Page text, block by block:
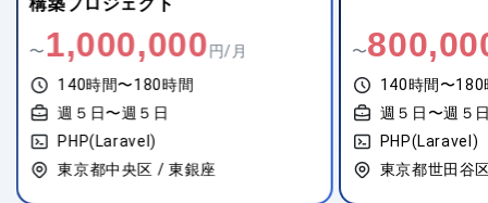
〜1,000,000 円/月
140時間〜180時間
週５日〜週５日
PHP(Laravel)
東京都中央区 / 東銀座
〜
140時間〜180
週５日〜週５
PHP(Laravel)
東京都世田谷